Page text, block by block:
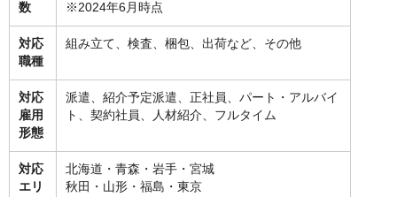
数
※2024年6月時点
対応
職種
組み立て、検査、梱包、出荷など、その他
対応
雇用
形態
派遣、紹介予定派遣、正社員、パート・アルバイ
ト、契約社員、人材紹介、フルタイム
対応
エリ
北海道・青森・岩手・宮城
秋田・山形・福島・東京